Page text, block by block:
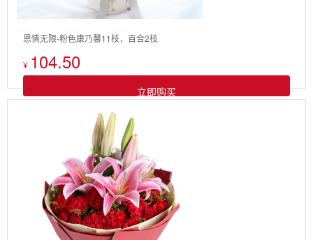
恩情无限-粉色康乃馨11枝，百合2枝
¥ 104.50
立即购买